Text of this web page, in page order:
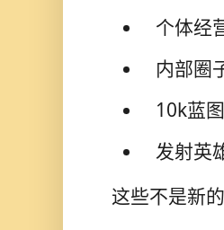
个体经
内部圈
10k蓝
发射英
这些不是新的